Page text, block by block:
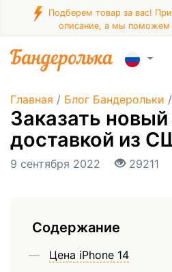
Подберем товар за вас!
описание, а мы поможем
Главная / Блог Бандерольки /
Заказать
доставкой из
9 сентября 2022 29211
Содержание
Цена iPhone 14